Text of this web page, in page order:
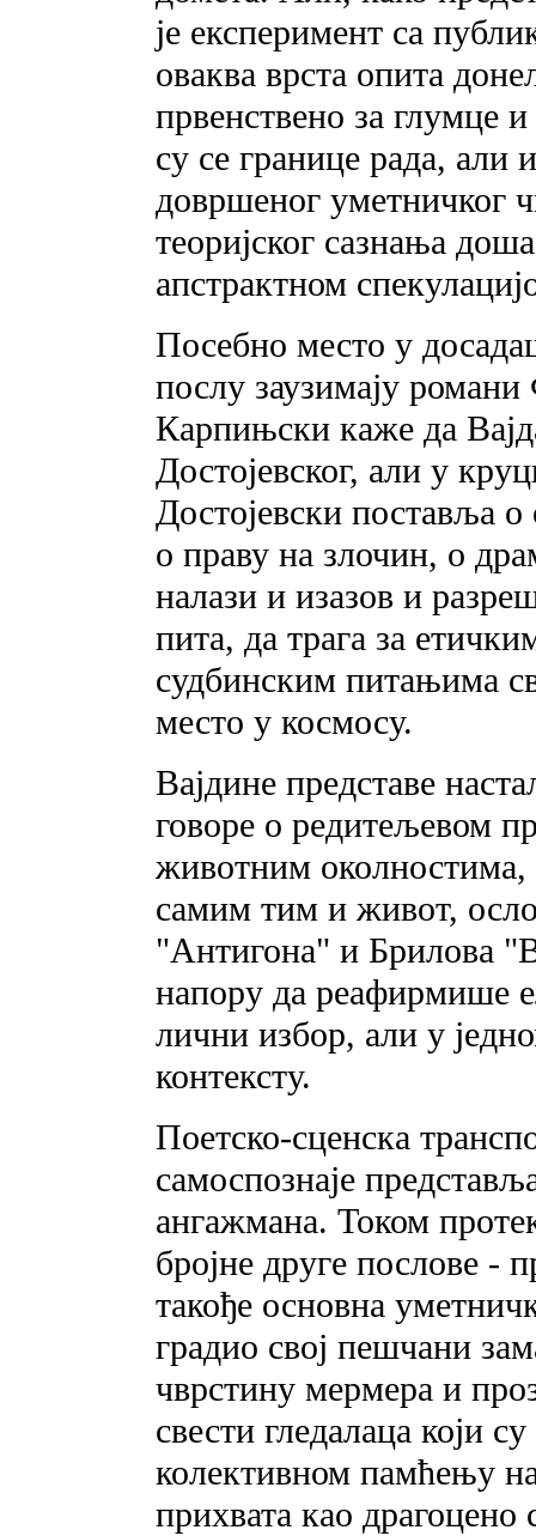
је експеримент са
оваква врста опита
првенствено за глумце
су се границе рада, али
довршеног уметничког
теоријског сазнања
апстрактном
Посебно место у
послу заузимају романи
Карпињски каже да
Достојевског, али у
Достојевски поставља
о праву на злочин, о
налази и изазов и
пита, да трага за
судбинским питањима
место у космосу.
Вајдине представе
говоре о редитељевом
животним околностима,
самим тим и живот,
"Антигона" и Брилова
напору да реафирмише
лични избор, али у
контексту.
Поетско-сценска
самоспознаје
ангажмана. Током
бројне друге послове -
такође основна
градио свој пешчани
чврстину мермера и
свести гледалаца који
колективном памћењу
прихвата као драгоцено